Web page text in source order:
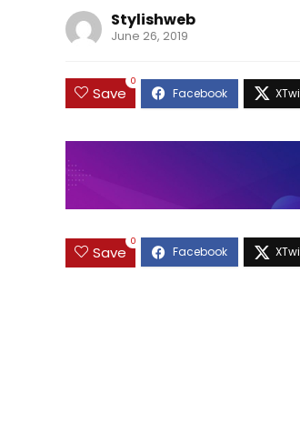
Stylishweb
June 26, 2019
Save
0
Save
0